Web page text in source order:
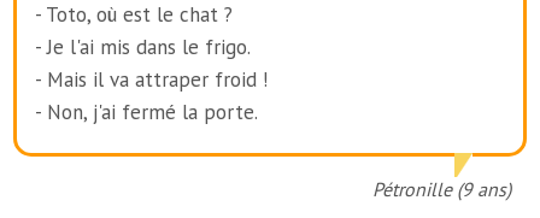
- Toto, où est le chat ?
- Je l'ai mis dans le frigo.
- Mais il va attraper froid !
- Non, j'ai fermé la porte.
Pétronille (9 ans)